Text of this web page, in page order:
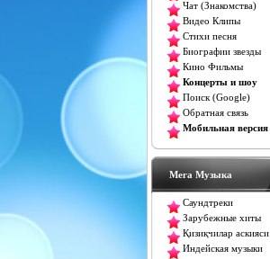
Чат (Знакомства)
Видео Клипы
Стихи песня
Биографии звезды
Кино Фильмы
Концерты и шоу
Поиск (Google)
Обратная связь
Мобильная версия
Мега Музыка
Саундтреки
Зарубежные хиты
Қизиқчилар аскияси
Индейская музыки